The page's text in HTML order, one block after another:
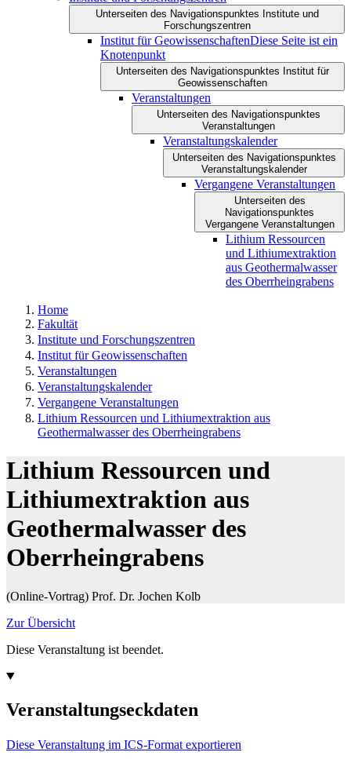
Unterseiten des Navigationspunktes Institute und
Forschungszentren
Institut für GeowissenschaftenDiese Seite ist ein
Knotenpunkt
Unterseiten des Navigationspunktes Institut für
Geowissenschaften
Veranstaltungen
Unterseiten des Navigationspunktes
Veranstaltungen
Veranstaltungskalender
Unterseiten des Navigationspunktes
Veranstaltungskalender
Vergangene Veranstaltungen
Unterseiten des
Navigationspunktes
Vergangene Veranstaltungen
Lithium Ressourcen
und Lithiumextraktion
aus Geothermalwasser
des Oberrheingrabens
Home
Fakultät
Institute und Forschungszentren
Institut für Geowissenschaften
Veranstaltungen
Veranstaltungskalender
Vergangene Veranstaltungen
Lithium Ressourcen und Lithiumextraktion aus
Geothermalwasser des Oberrheingrabens
Lithium Ressourcen und
Lithiumextraktion aus
Geothermalwasser des
Oberrheingrabens
(Online-Vortrag) Prof. Dr. Jochen Kolb
Zur Übersicht
Diese Veranstaltung ist beendet.
Veranstaltungseckdaten
Diese Veranstaltung im ICS-Format exportieren